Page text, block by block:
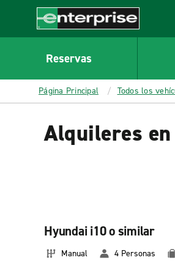
CONTENT
Enterprise
Reservas
Página Principal Todos los
Alquileres
Hyundai i10 o similar
Manual 4 Personas